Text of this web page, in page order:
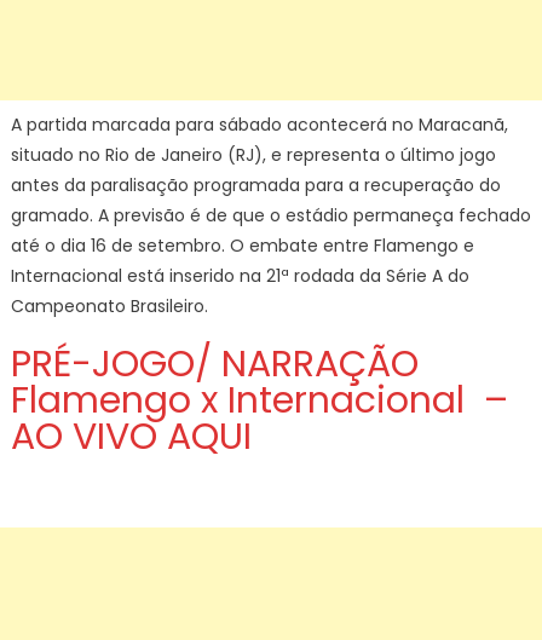
A partida marcada para sábado acontecerá no Maracanã,
situado no Rio de Janeiro (RJ), e representa o último jogo
antes da paralisação programada para a recuperação do
gramado. A previsão é de que o estádio permaneça fechado
até o dia 16 de setembro. O embate entre Flamengo e
Internacional está inserido na 21ª rodada da Série A do
Campeonato Brasileiro.
PRÉ-JOGO/ NARRAÇÃO
Flamengo x Internacional –
AO VIVO AQUI